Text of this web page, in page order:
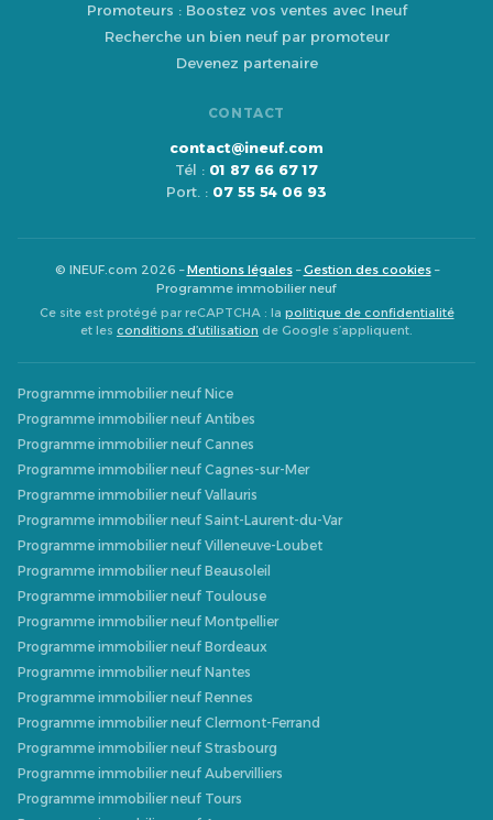
Promoteurs : Boostez vos ventes avec Ineuf
Recherche un bien neuf par promoteur
Devenez partenaire
CONTACT
contact@ineuf.com
Tél : 01 87 66 67 17
Port. : 07 55 54 06 93
© INEUF.com 2026 –Mentions légales–Gestion des cookies–
Programme immobilier neuf
Ce site est protégé par reCAPTCHA : la politique de confidentialité
et les conditions d’utilisation de Google s’appliquent.
Programme immobilier neuf Nice
Programme immobilier neuf Antibes
Programme immobilier neuf Cannes
Programme immobilier neuf Cagnes-sur-Mer
Programme immobilier neuf Vallauris
Programme immobilier neuf Saint-Laurent-du-Var
Programme immobilier neuf Villeneuve-Loubet
Programme immobilier neuf Beausoleil
Programme immobilier neuf Toulouse
Programme immobilier neuf Montpellier
Programme immobilier neuf Bordeaux
Programme immobilier neuf Nantes
Programme immobilier neuf Rennes
Programme immobilier neuf Clermont-Ferrand
Programme immobilier neuf Strasbourg
Programme immobilier neuf Aubervilliers
Programme immobilier neuf Tours